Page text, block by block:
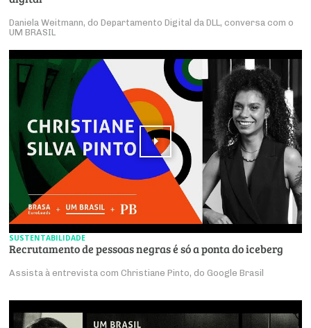
Daniela Weitmann, do Departamento Digital da DLL, conversa com o
UM BRASIL
SUSTENTABILIDADE
Recrutamento de pessoas negras é só a ponta do iceberg
Assista à entrevista com Christiane Pinto, do Google Brasil